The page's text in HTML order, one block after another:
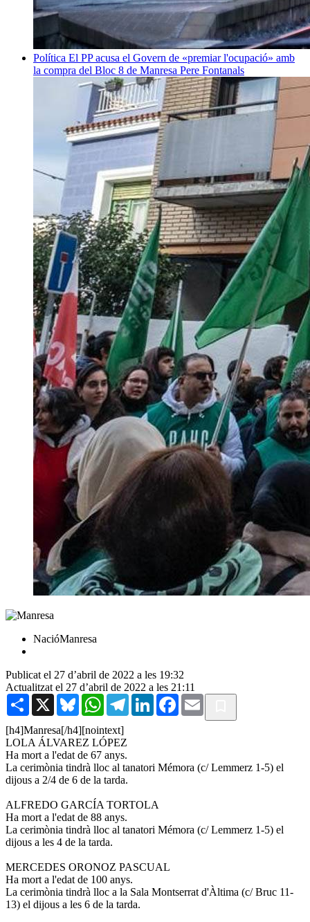
Política El PP acusa el Govern de «premiar l'ocupació» amb
la compra del Bloc 8 de Manresa Pere Fontanals
NacióManresa
Publicat el 27 d’abril de 2022 a les 19:32
Actualitzat el 27 d’abril de 2022 a les 21:11
Share X BlueskyWhatsAppTelegramLinkedInFacebook
Email
[h4]Manresa[/h4][nointext]
LOLA ÁLVAREZ LÓPEZ
Ha mort a l'edat de 67 anys.
La cerimònia tindrà lloc al tanatori Mémora (c/ Lemmerz 1-5) el
dijous a 2/4 de 6 de la tarda.
ALFREDO GARCÍA TORTOLA
Ha mort a l'edat de 88 anys.
La cerimònia tindrà lloc al tanatori Mémora (c/ Lemmerz 1-5) el
dijous a les 4 de la tarda.
MERCEDES ORONOZ PASCUAL
Ha mort a l'edat de 100 anys.
La cerimònia tindrà lloc a la Sala Montserrat d'Àltima (c/ Bruc 11-
13) el dijous a les 6 de la tarda.